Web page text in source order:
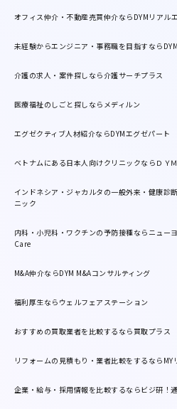
オフィス仲介・不動産売買仲介ならDYMリアル
未経験からエンジニア・事務職を目指すなら
介護の求人・案件探しなら介護サーチプラス
医療福祉のしごと探しならメディルン
エグゼクティブ人材紹介ならDYMエグゼパート
ベトナムにある日本人向けクリニックならＤＹ
インドネシア・ジャカルタの一般外来・健康診
ニック
内科・小児科・ワクチンの予防接種ならニュ
Care
M&A仲介ならDYM M&Aコンサルティング
福利厚生ならウェルフェアステーション
おすすめの買取業者を比較するなら買取プラス
リフォームの見積もり・業者比較をするならMY
企業・給与・採用情報を比較するならビジ研！